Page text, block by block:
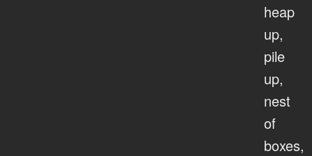
heap
up,
pile
up,
nest
of
boxes,